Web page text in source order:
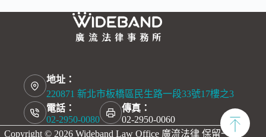
地址：
220871 新北市板橋區民生路一段33號17樓之3
電話：
02-2950-0080
傳真：
02-2950-0060
Copyright © 2026 Wideband Law Office 廣流法律 保留一